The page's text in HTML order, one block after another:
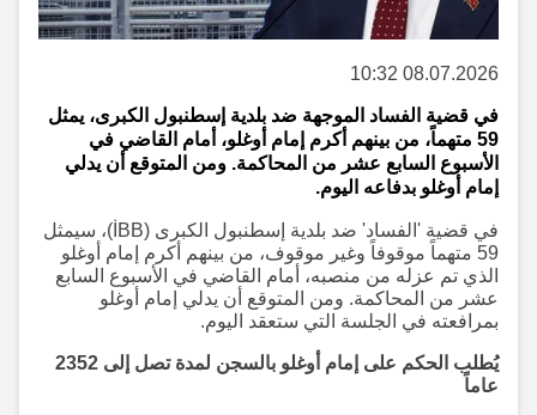
08.07.2026 10:32
في قضية الفساد الموجهة ضد بلدية إسطنبول الكبرى، يمثل
59 متهماً، من بينهم أكرم إمام أوغلو، أمام القاضي في
الأسبوع السابع عشر من المحاكمة. ومن المتوقع أن يدلي
إمام أوغلو بدفاعه اليوم.
في قضية 'الفساد' ضد بلدية إسطنبول الكبرى (İBB)، سيمثل
59 متهماً موقوفاً وغير موقوف، من بينهم أكرم إمام أوغلو
الذي تم عزله من منصبه، أمام القاضي في الأسبوع السابع
عشر من المحاكمة. ومن المتوقع أن يدلي إمام أوغلو
بمرافعته في الجلسة التي ستعقد اليوم.
يُطلب الحكم على إمام أوغلو بالسجن لمدة تصل إلى 2352
عاماً